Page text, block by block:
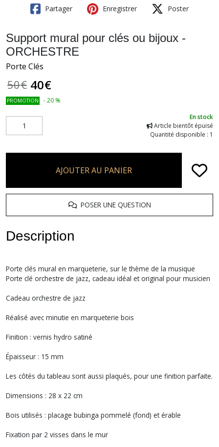
Partager Enregistrer Poster
Support mural pour clés ou bijoux -
ORCHESTRE
Porte Clés
50€ 40€
PROMOTION -20 %
En stock
Article bientôt épuisé
Quantité disponible : 1
AJOUTER AU PANIER
POSER UNE QUESTION
Description
Porte clés mural en marqueterie, sur le thème de la musique
Porte clé orchestre de jazz, cadeau idéal et original pour musicien
Cadeau orchestre de jazz
Réalisé avec minutie en marqueterie bois
Finition : vernis hydro satiné
Épaisseur : 15 mm
Les côtés du tableau sont aussi plaqués, pour une finition parfaite.
Dimensions : 28 x 22 cm
Bois utilisés : placage bubinga pommelé (fond) et érable
Fixation par 2 visses dans le mur